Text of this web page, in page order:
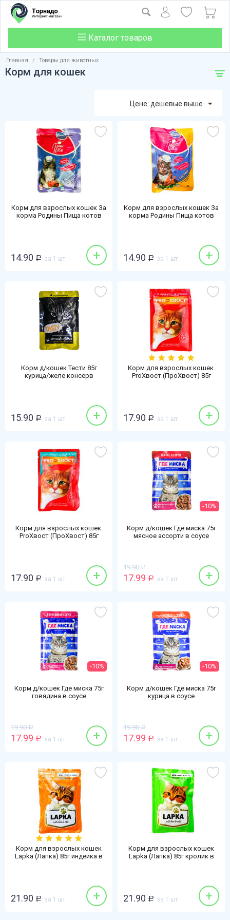
Каталог товаров
Главная / Товары для животных
Корм для кошек
Цене: дешевые выше
Корм для взрослых кошек За
корма Родины Пища котов
14.90 Р за 1 шт +
Корм для взрослых кошек За
корма Родины Пища котов
14.90 Р за 1 шт +
Корм д/кошек Тести 85г
курица/желе консерв
15.90 Р за 1 шт +
Корм для взрослых кошек ​
ProХвост (ПроХвост) 85г
17.90 Р за 1 шт +
Корм для взрослых кошек ​
ProХвост (ПроХвост) 85г
17.90 Р за 1 шт +
-10%
Корм д/кошек Где миска 75г
мясное ассорти в соусе
19.90 Р
17.99 Р за 1 шт +
-10%
Корм д/кошек Где миска 75г
говядина в соусе
19.90 Р
17.99 Р за 1 шт +
-10%
Корм д/кошек Где миска 75г
курица в соусе
19.90 Р
17.99 Р за 1 шт +
Корм для взрослых кошек
Lapka (Лапка) 85г индейка в
21.90 Р за 1 шт +
Корм для взрослых кошек
Lapka (Лапка) 85г кролик в
21.90 Р за 1 шт +